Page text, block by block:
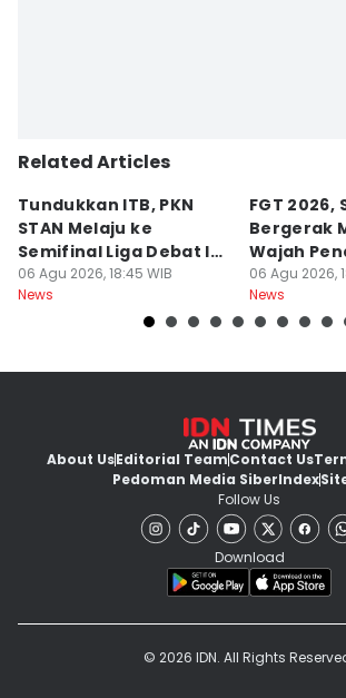
Related Articles
Tundukkan ITB, PKN
STAN Melaju ke
Semifinal Liga Debat IDN
Times 2026
06 Agu 2026, 18:45 WIB
News
FGT 2026,
Bergerak
Wajah
06 Agu 2026,
News
About UsEditorial TeamContact Us
Pedoman Media SiberIndex
Follow Us
Download
© 2026 IDN. All Rights